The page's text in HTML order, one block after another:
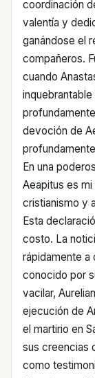
coordinación
valentía y
ganándose el
compañeros.
cuando
devoción de
En una
Aeapitus es
cristianismo y
Esta
costo. La
rápidamente a
conocido por
vacilar,
ejecución de
el martirio en
sus creencias
como